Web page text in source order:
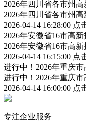
2026年四川省各市州
2026年四川省各市州
2026-04-14 16:28:00 点
2026年安徽省16市高
2026年安徽省16市高
2026-04-14 16:15:00 点
进行中！2026年重庆
进行中！2026年重庆
2026-04-14 16:00:00 点
专注企业服务